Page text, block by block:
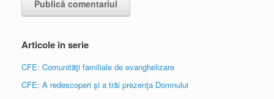
Articole în serie
CFE: Comunităţi familiale de evanghelizare
CFE: A redescoperi şi a trăi prezenţa Domnului